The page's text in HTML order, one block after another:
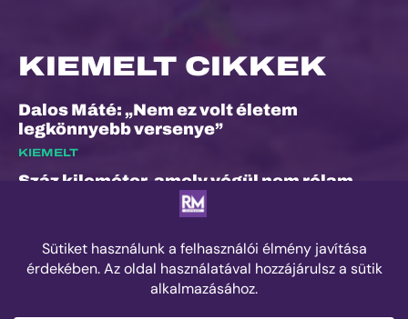
KIEMELT CIKKEK
Dalos Máté: „Nem ez volt életem
legkönnyebb versenye”
KIEMELT
Száz kilométer, amely végül nem rólam
Kilian Jornet hiánya sem törheti meg a
Sierre-Zinal varázsát, izgalmas verseny
jöhet a négyezres csúcsok között
KIEMELT